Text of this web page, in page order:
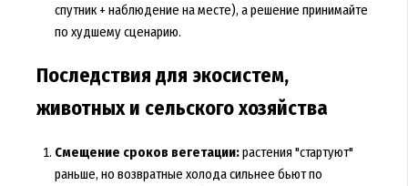
спутник + наблюдение на месте), а решение принимайте
по худшему сценарию.
Последствия для экосистем,
животных и сельского хозяйства
Смещение сроков вегетации:растения "стартуют"
раньше, но возвратные холода сильнее бьют по